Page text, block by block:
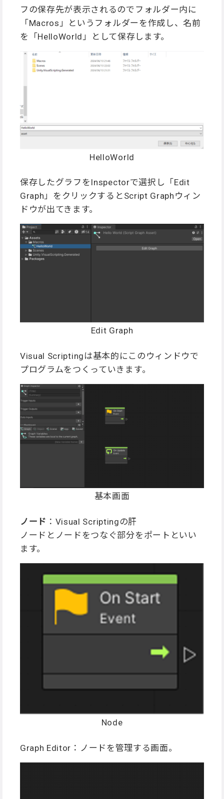
フの保存先が表示されるのでフォルダー内に
「Macros」というフォルダーを作成し、名前
を「HelloWorld」として保存します。
HelloWorld
保存したグラフをInspectorで選択し「Edit
Graph」をクリックするとScript Graphウィン
ドウが出てきます。
Edit Graph
Visual Scriptingは基本的にこのウィンドウで
プログラムをつくっていきます。
基本画面
ノード ：Visual Scriptingの肝
ノードとノードをつなぐ部分をポートといい
ます。
Node
Graph Editor：ノードを管理する画面。